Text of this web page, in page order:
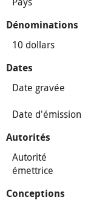
Dénominations
10 dollars
Dates
Date gravée
Date d'émission
Autorités
Autorité
émettrice
Conceptions